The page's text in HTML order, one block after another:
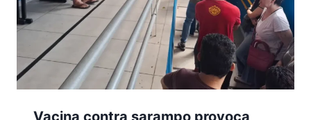
Vacina contra sarampo provoca